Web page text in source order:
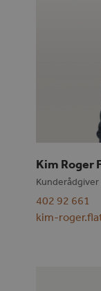
Kim Roger
402 92 661
kim-